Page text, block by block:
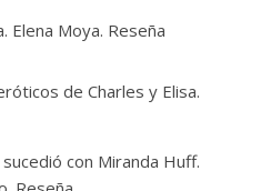
Elena Moya. Reseña
de Charles y Elisa.
con Miranda Huff.